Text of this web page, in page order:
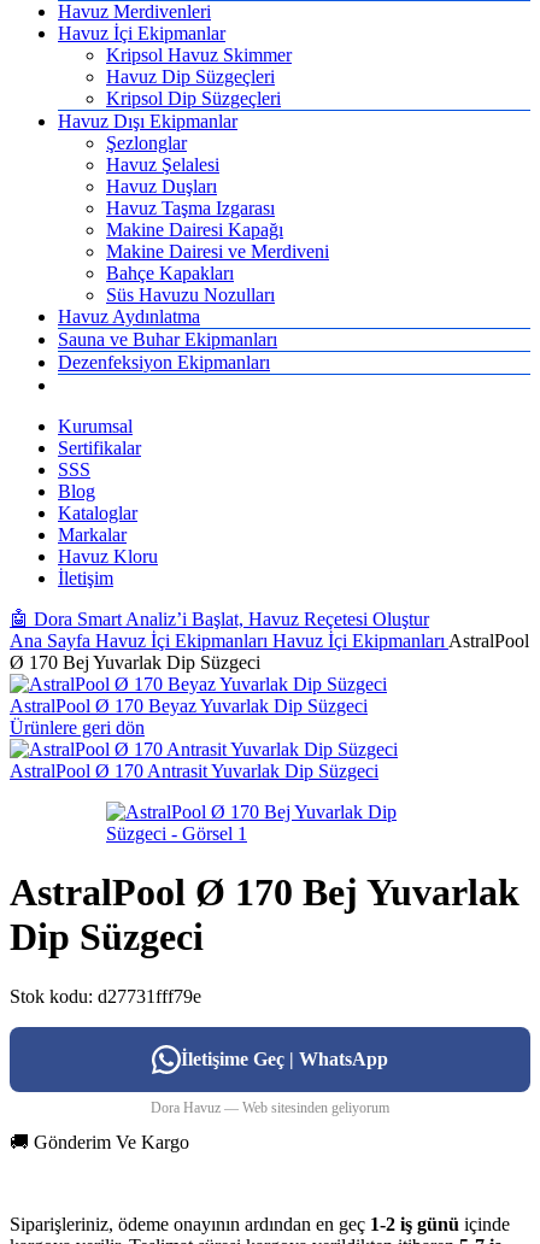
Havuz Merdivenleri
Havuz İçi Ekipmanlar
Kripsol Havuz Skimmer
Havuz Dip Süzgeçleri
Kripsol Dip Süzgeçleri
Havuz Dışı Ekipmanlar
Şezlonglar
Havuz Şelalesi
Havuz Duşları
Havuz Taşma Izgarası
Makine Dairesi Kapağı
Makine Dairesi ve Merdiveni
Bahçe Kapakları
Süs Havuzu Nozulları
Havuz Aydınlatma
Sauna ve Buhar Ekipmanları
Dezenfeksiyon Ekipmanları
Kurumsal
Sertifikalar
SSS
Blog
Kataloglar
Markalar
Havuz Kloru
İletişim
🤖 Dora Smart Analiz’i Başlat, Havuz Reçetesi Oluştur
Ana Sayfa Havuz İçi Ekipmanları Havuz İçi Ekipmanları AstralPool
Ø 170 Bej Yuvarlak Dip Süzgeci
AstralPool Ø 170 Beyaz Yuvarlak Dip Süzgeci
Ürünlere geri dön
AstralPool Ø 170 Antrasit Yuvarlak Dip Süzgeci
AstralPool Ø 170 Bej Yuvarlak
Dip Süzgeci
Stok kodu: d27731fff79e
İletişime Geç | WhatsApp
Dora Havuz — Web sitesinden geliyorum
🚚 Gönderim Ve Kargo
Siparişleriniz, ödeme onayının ardından en geç 1-2 iş günü içinde